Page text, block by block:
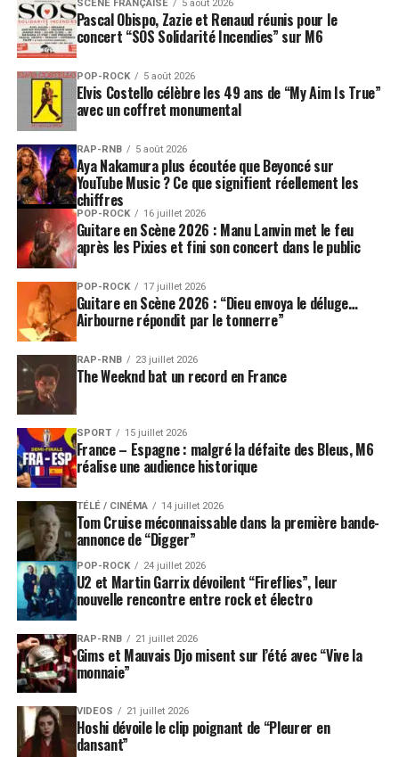
SCÈNE FRANÇAISE 5 août 2026
Pascal Obispo, Zazie et Renaud réunis pour le
concert “SOS Solidarité Incendies” sur M6
POP-ROCK 5 août 2026
Elvis Costello célèbre les 49 ans de “My Aim Is True”
avec un coffret monumental
RAP-RNB 5 août 2026
Aya Nakamura plus écoutée que Beyoncé sur
YouTube Music ? Ce que signifient réellement les
chiffres
POP-ROCK 16 juillet 2026
Guitare en Scène 2026 : Manu Lanvin met le feu
après les Pixies et fini son concert dans le public
POP-ROCK 17 juillet 2026
Guitare en Scène 2026 : “Dieu envoya le déluge…
Airbourne répondit par le tonnerre”
RAP-RNB 23 juillet 2026
The Weeknd bat un record en France
SPORT 15 juillet 2026
France – Espagne : malgré la défaite des Bleus, M6
réalise une audience historique
TÉLÉ / CINÉMA 14 juillet 2026
Tom Cruise méconnaissable dans la première bande-
annonce de “Digger”
POP-ROCK 24 juillet 2026
U2 et Martin Garrix dévoilent “Fireflies”, leur
nouvelle rencontre entre rock et électro
RAP-RNB 21 juillet 2026
Gims et Mauvais Djo misent sur l’été avec “Vive la
monnaie”
VIDEOS 21 juillet 2026
Hoshi dévoile le clip poignant de “Pleurer en
dansant”